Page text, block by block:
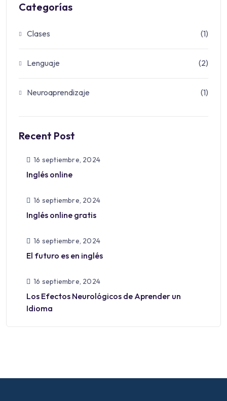
Categorías
Clases (1)
Lenguaje (2)
Neuroaprendizaje (1)
Recent Post
16 septiembre, 2024
Inglés online
16 septiembre, 2024
Inglés online gratis
16 septiembre, 2024
El futuro es en inglés
16 septiembre, 2024
Los Efectos Neurológicos de Aprender un
Idioma